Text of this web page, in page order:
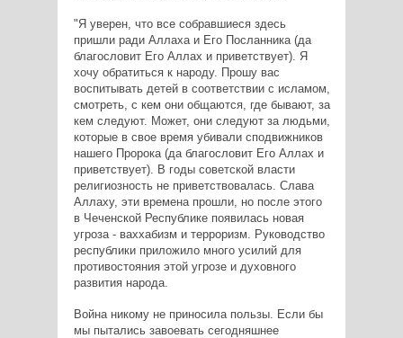
"Я уверен, что все собравшиеся здесь
пришли ради Аллаха и Его Посланника (да
благословит Его Аллах и приветствует). Я
хочу обратиться к народу. Прошу вас
воспитывать детей в соответствии с исламом,
смотреть, с кем они общаются, где бывают, за
кем следуют. Может, они следуют за людьми,
которые в свое время убивали сподвижников
нашего Пророка (да благословит Его Аллах и
приветствует). В годы советской власти
религиозность не приветствовалась. Слава
Аллаху, эти времена прошли, но после этого
в Чеченской Республике появилась новая
угроза - ваххабизм и терроризм. Руководство
республики приложило много усилий для
противостояния этой угрозе и духовного
развития народа.
Война никому не приносила пользы. Если бы
мы пытались завоевать сегодняшнее